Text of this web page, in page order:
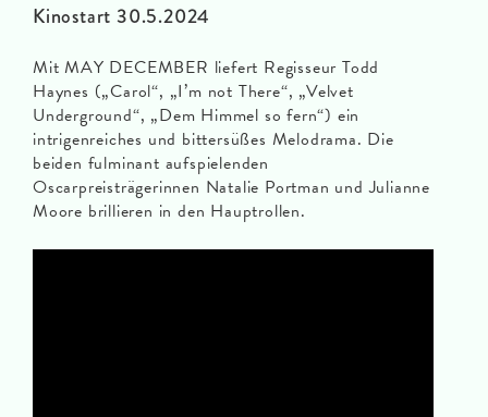
Kinostart 30.5.2024
Mit MAY DECEMBER liefert Regisseur Todd
Haynes („Carol“, „I’m not There“, „Velvet
Underground“, „Dem Himmel so fern“) ein
intrigenreiches und bittersüßes Melodrama. Die
beiden fulminant aufspielenden
Oscarpreisträgerinnen Natalie Portman und Julianne
Moore brillieren in den Hauptrollen.